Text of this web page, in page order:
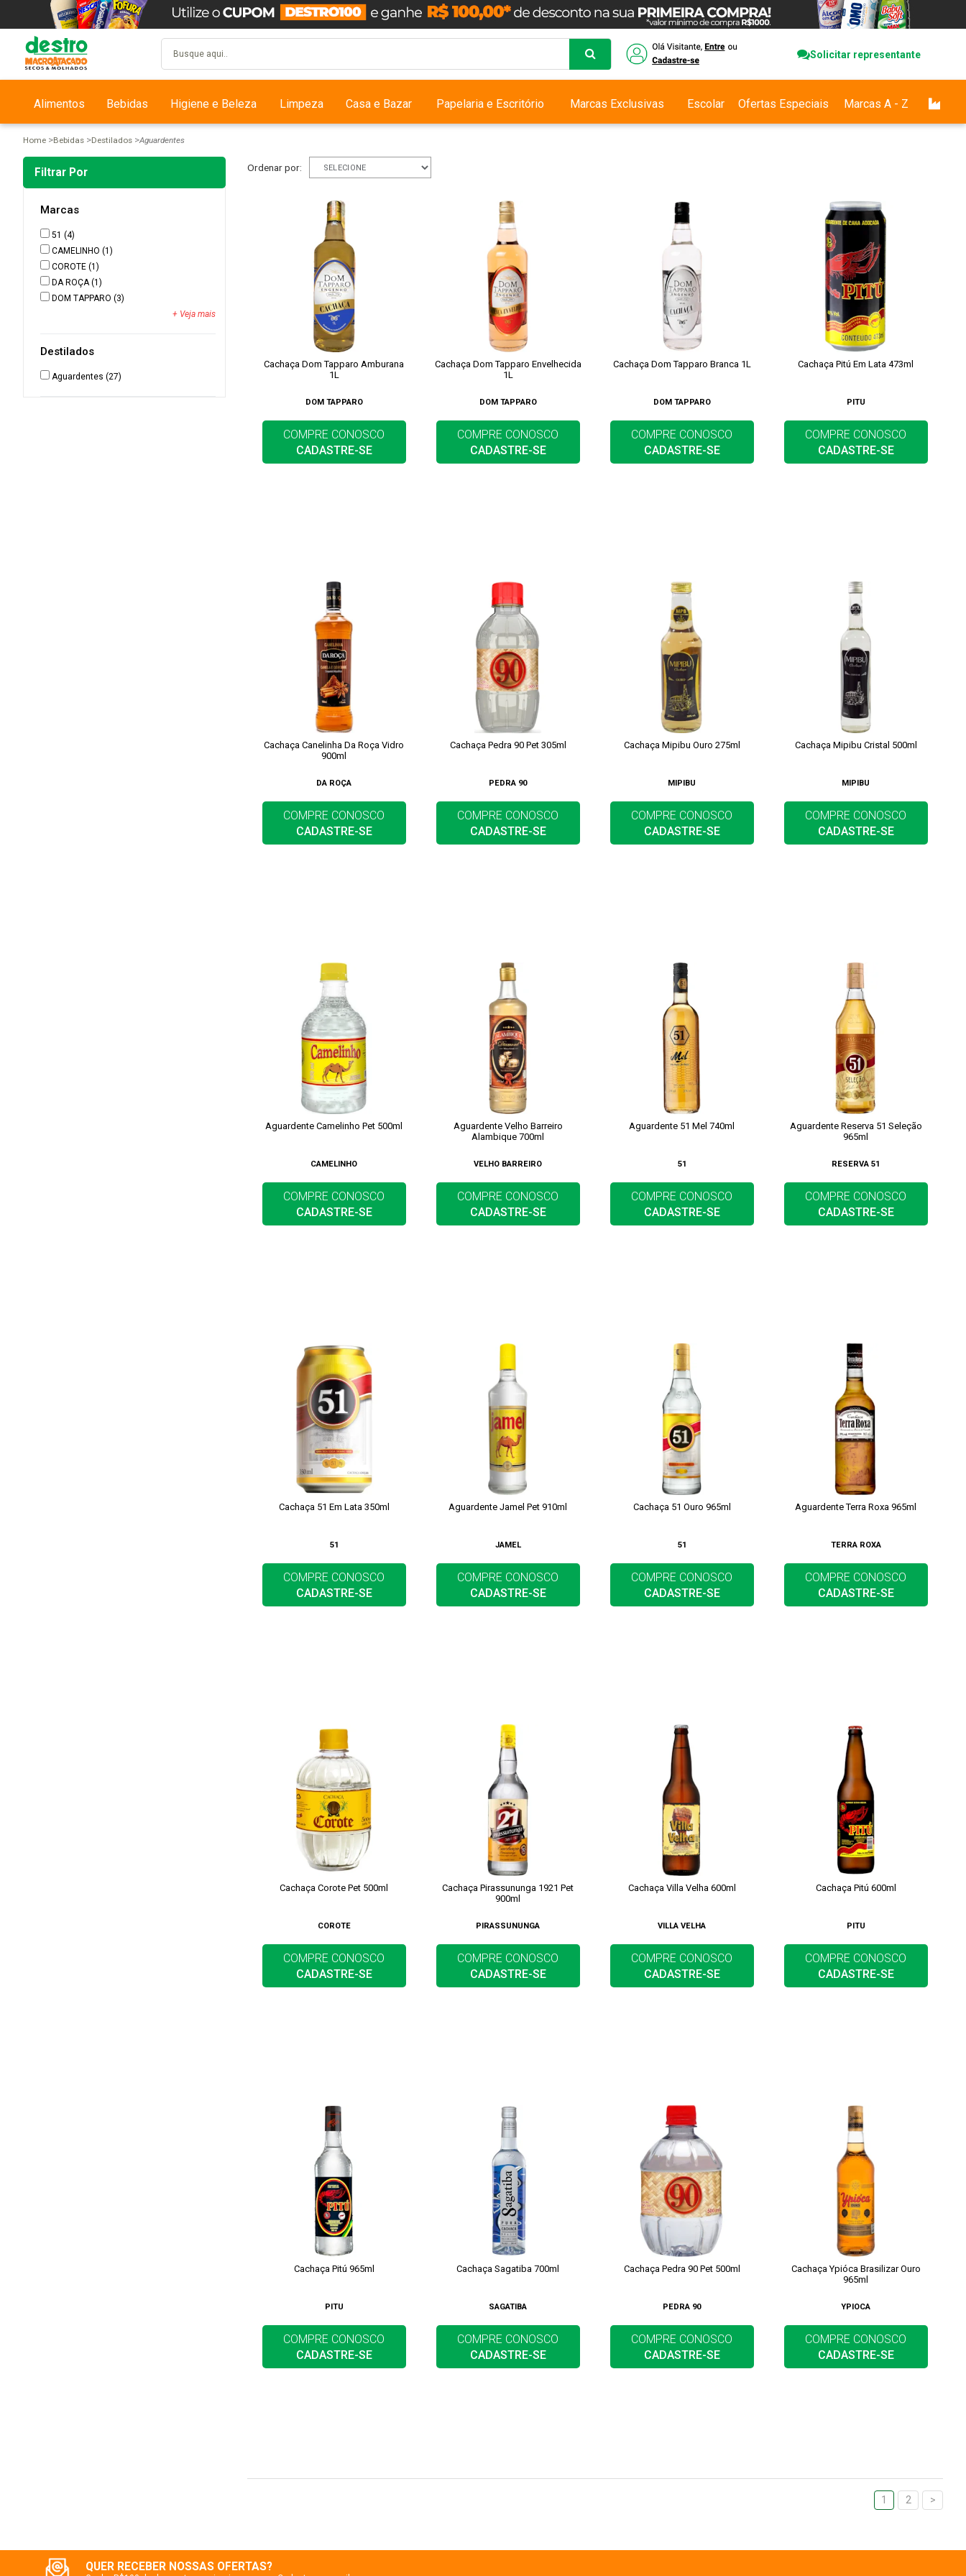
Solicitar representante
Alimentos Bebidas Higiene e Beleza Limpeza Casa e Bazar Papelaria e Escritório Marcas Exclusivas Escolar Ofertas Especiais Marcas A - Z
Home Bebidas Destilados Aguardentes
Filtrar Por
Marcas
51 (4)
CAMELINHO (1)
COROTE (1)
DA ROÇA(1)
DOM TAPPARO (3)
+ Veja mais
Destilados
Aguardentes (27)
Ordenar por:
Cachaça Dom Tapparo Amburana
1L
DOM TAPPARO
COMPRE CONOSCO
CADASTRE-SE
Cachaça Dom Tapparo Envelhecida
1L
DOM TAPPARO
COMPRE CONOSCO
CADASTRE-SE
Cachaça Dom Tapparo Branca 1L
DOM TAPPARO
COMPRE CONOSCO
CADASTRE-SE
Cachaça Pitú Em Lata 473ml
PITU
COMPRE CONOSCO
CADASTRE-SE
Cachaça Canelinha Da Roça Vidro
900ml
DA ROÇA
COMPRE CONOSCO
CADASTRE-SE
Cachaça Pedra 90 Pet 305ml
PEDRA 90
COMPRE CONOSCO
CADASTRE-SE
Cachaça Mipibu Ouro 275ml
MIPIBU
COMPRE CONOSCO
CADASTRE-SE
Cachaça Mipibu Cristal 500ml
MIPIBU
COMPRE CONOSCO
CADASTRE-SE
Aguardente Camelinho Pet 500ml
CAMELINHO
COMPRE CONOSCO
CADASTRE-SE
Aguardente Velho Barreiro
Alambique 700ml
VELHO BARREIRO
COMPRE CONOSCO
CADASTRE-SE
Aguardente 51 Mel 740ml
51
COMPRE CONOSCO
CADASTRE-SE
Aguardente Reserva 51 Seleção
965ml
RESERVA 51
COMPRE CONOSCO
CADASTRE-SE
Cachaça 51 Em Lata 350ml
51
COMPRE CONOSCO
CADASTRE-SE
Aguardente Jamel Pet 910ml
JAMEL
COMPRE CONOSCO
CADASTRE-SE
Cachaça 51 Ouro 965ml
51
COMPRE CONOSCO
CADASTRE-SE
Aguardente Terra Roxa 965ml
TERRA ROXA
COMPRE CONOSCO
CADASTRE-SE
Cachaça Corote Pet 500ml
COROTE
COMPRE CONOSCO
CADASTRE-SE
Cachaça Pirassununga 1921 Pet
900ml
PIRASSUNUNGA
COMPRE CONOSCO
CADASTRE-SE
Cachaça Villa Velha 600ml
VILLA VELHA
COMPRE CONOSCO
CADASTRE-SE
Cachaça Pitú 600ml
PITU
COMPRE CONOSCO
CADASTRE-SE
Cachaça Pitú 965ml
PITU
COMPRE CONOSCO
CADASTRE-SE
Cachaça Sagatiba 700ml
SAGATIBA
COMPRE CONOSCO
CADASTRE-SE
Cachaça Pedra 90 Pet 500ml
PEDRA 90
COMPRE CONOSCO
CADASTRE-SE
Cachaça Ypióca Brasilizar Ouro
965ml
YPIOCA
COMPRE CONOSCO
CADASTRE-SE
1 2 >
QUER RECEBER NOSSAS OFERTAS?